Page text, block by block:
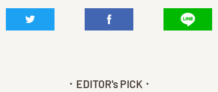
EDITOR's PICK